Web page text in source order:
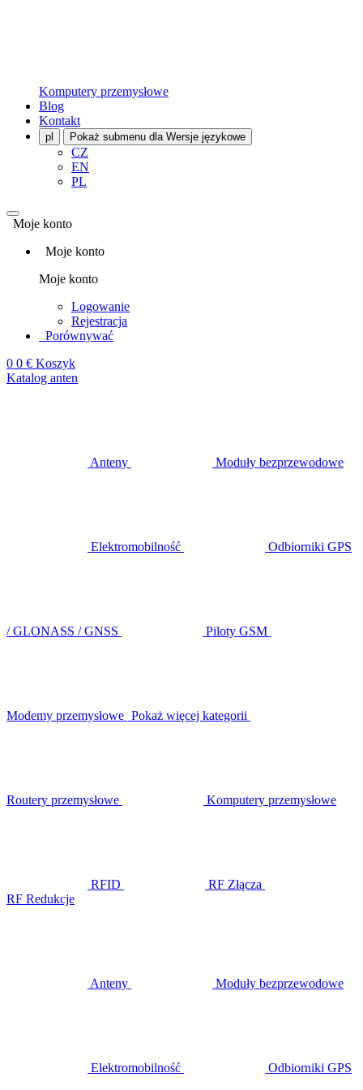
Komputery przemysłowe
Blog
Kontakt
pl Pokaż submenu dla Wersje językowe
CZ
EN
PL
Moje konto
Moje konto
Moje konto
Logowanie
Rejestracja
Porównywać
0 0 € Koszyk
Katalog anten
Anteny Moduły bezprzewodowe
Elektromobilność Odbiorniki GPS
/ GLONASS / GNSS Piloty GSM
Modemy przemysłowe Pokaż więcej kategorii
Routery przemysłowe Komputery przemysłowe
RFID
RF Złącza
RF Redukcje
Anteny Moduły bezprzewodowe
Elektromobilność Odbiorniki GPS